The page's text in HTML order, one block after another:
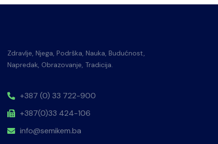
Zdravlje, Njega, Podrška, Nauka, Budućnost,
Napredak, Obrazovanje, Tradicija.
+387 (0) 33 722-900
+387(0)33 424-106
info@semikem.ba